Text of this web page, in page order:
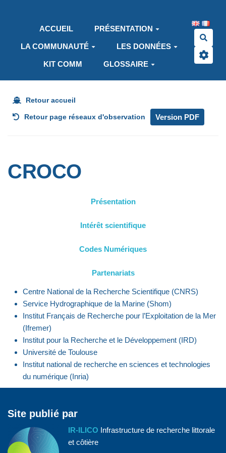
ACCUEIL
PRÉSENTATION
LA COMMUNAUTÉ LES DONNÉES
KIT COMM GLOSSAIRE
Retour accueil
Retour page réseaux d'observation Version PDF
CROCO
Présentation
Intérêt scientifique
Codes Numériques
Partenariats
Centre National de la Recherche Scientifique (CNRS)
Service Hydrographique de la Marine (Shom)
Institut Français de Recherche pour l’Exploitation de la Mer
(Ifremer)
Institut pour la Recherche et le Développement (IRD)
Université de Toulouse
Institut national de recherche en sciences et technologies
du numérique (Inria)
Site publié par
IR-ILICO Infrastructure de recherche littorale
et côtière